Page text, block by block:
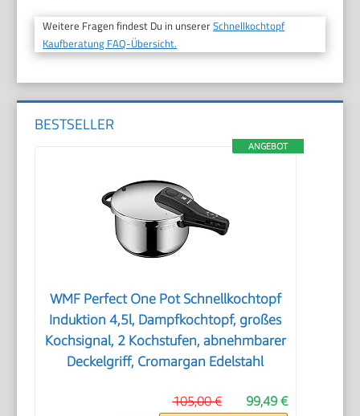
Weitere Fragen findest Du in unsererSchnellkochtopf
Kaufberatung FAQ-Übersicht.
BESTSELLER
ANGEBOT
WMF Perfect One Pot Schnellkochtopf
Induktion 4,5l, Dampfkochtopf, großes
Kochsignal, 2 Kochstufen, abnehmbarer
Deckelgriff, Cromargan Edelstahl
99,49 €
105,00 €